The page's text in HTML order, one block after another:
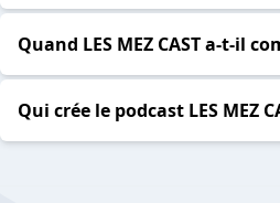
Quand LES MEZ CAST a-t-il
Qui crée le podcast LES MEZ